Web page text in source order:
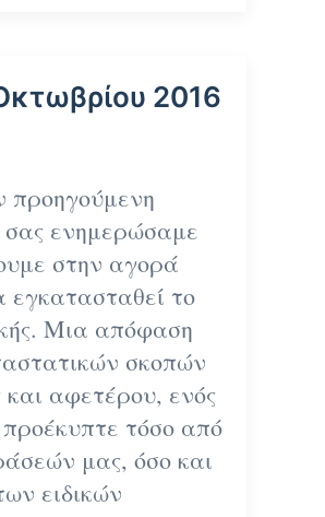
2016
προηγούμενη
σας ενημερώσαμε
στην αγορά
εγκατασταθεί το
Μια απόφαση
σκοπών
αφετέρου, ενός
τόσο από
μας, όσο και
ειδικών